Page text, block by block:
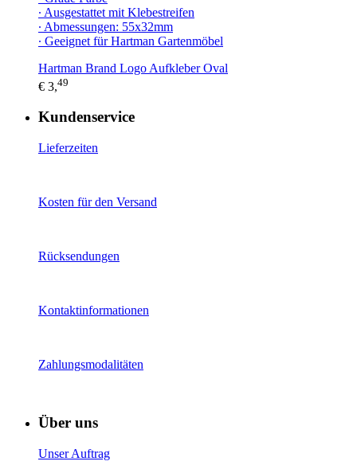
∙ Ausgestattet mit Klebestreifen
∙ Abmessungen: 55x32mm
∙ Geeignet für Hartman Gartenmöbel
Hartman Brand Logo Aufkleber Oval
€ 3,49
Kundenservice
Lieferzeiten
Kosten für den Versand
Rücksendungen
Kontaktinformationen
Zahlungsmodalitäten
Über uns
Unser Auftrag